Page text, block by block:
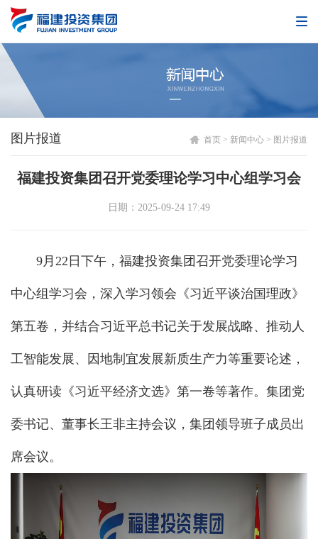
图片报道 首页 > 新闻中心 > 图片报道
福建投资集团召开党委理论学习中心组学习会
日期：2025-09-24 17:49
9月22日下午，福建投资集团召开党委理论学习
中心组学习会，深入学习领会《习近平谈治国理政》
第五卷，并结合习近平总书记关于发展战略、推动人
工智能发展、因地制宜发展新质生产力等重要论述，
认真研读《习近平经济文选》第一卷等著作。集团党
委书记、董事长王非主持会议，集团领导班子成员出
席会议。